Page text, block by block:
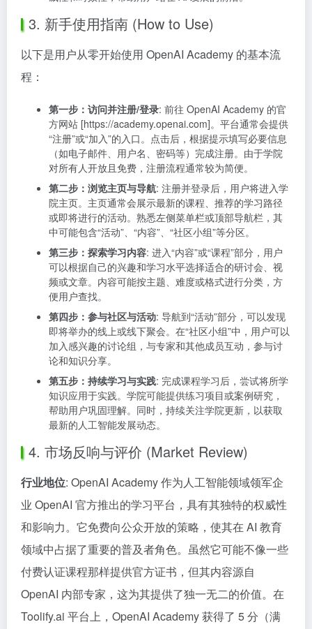
3. 新手使用指南 (How to Use)
以下是用户从零开始使用 OpenAI Academy 的基本流
程：
第一步：访问并注册/登录: 前往 OpenAI Academy 的官
方网站 [https://academy.openai.com]。平台通常会提供
“注册”或“加入”的入口。点击后，根据提示填写必要信息
（如电子邮件、用户名、密码等）完成注册。由于学院
对所有人开放且免费，注册流程通常较为简便。
第二步：浏览主页与导航: 注册并登录后，用户将进入学
院主页。主页通常会展示最新的课程、推荐的学习路径
或即将进行的活动。熟悉左侧菜单栏或顶部导航栏，其
中可能包含“活动”、“内容”、“社区小组”等分区。
第三步：探索学习内容: 进入“内容”或“课程”部分，用户
可以根据自己的兴趣和学习水平选择适合的研讨会、视
频或文章。内容可能按主题、难度或格式进行分类，方
便用户查找。
第四步：参与社区与活动: 导航到“活动”部分，可以发现
即将举办的线上或线下聚会。在“社区小组”中，用户可以
加入感兴趣的讨论组，与专家和其他成员互动，参与讨
论和知识分享。
第五步：持续学习与实践: 完成课程学习后，尝试将所学
知识应用于实践。学院可能提供练习项目或案例研究，
帮助用户巩固理解。同时，持续关注学院更新，以获取
最新的人工智能发展动态。
4. 市场反响与评价 (Market Review)
行业地位: OpenAI Academy 作为人工智能领域领军企
业 OpenAI 官方推出的学习平台，具有其独特的权威性
和影响力。它免费向公众开放的策略，使其在 AI 教育
领域中占据了重要的普及者角色。虽然它可能不像一些
付费认证课程那样提供官方证书，但其内容源自
OpenAI 内部专家，这为其提供了独一无二的价值。在
Toolify.ai 平台上，OpenAI Academy 获得了 5 分（满